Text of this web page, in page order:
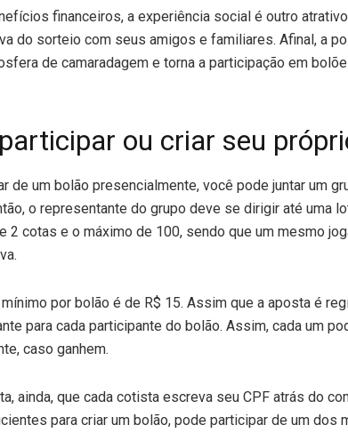
financeiros, a experiência social é outro
do sorteio com seus amigos e familiares. Afinal, a
de camaradagem e torna a participação em
ou criar seu
de um bolão presencialmente, você pode juntar um
o representante do grupo deve se dirigir até uma
2 cotas e o máximo de 100, sendo que um mesmo
por bolão é de R$ 15. Assim que a aposta é
para cada participante do bolão. Assim, cada um
caso ganhem.
ainda, que cada cotista escreva seu CPF atrás do
para criar um bolão, pode participar de um dos